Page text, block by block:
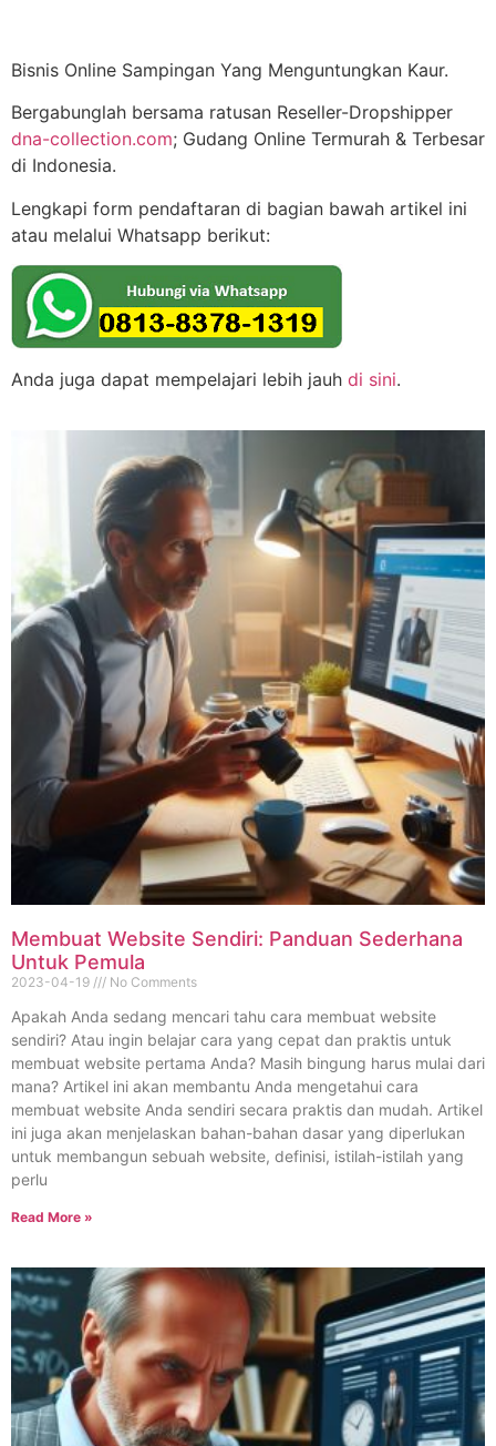
Bisnis Online Sampingan Yang Menguntungkan Kaur.
Bergabunglah bersama ratusan Reseller-Dropshipper
dna-collection.com; Gudang Online Termurah & Terbesar
di Indonesia.
Lengkapi form pendaftaran di bagian bawah artikel ini
atau melalui Whatsapp berikut:
Anda juga dapat mempelajari lebih jauh di sini.
Membuat Website Sendiri: Panduan Sederhana
Untuk Pemula
2023-04-19 No Comments
Apakah Anda sedang mencari tahu cara membuat website
sendiri? Atau ingin belajar cara yang cepat dan praktis untuk
membuat website pertama Anda? Masih bingung harus mulai dari
mana? Artikel ini akan membantu Anda mengetahui cara
membuat website Anda sendiri secara praktis dan mudah. Artikel
ini juga akan menjelaskan bahan-bahan dasar yang diperlukan
untuk membangun sebuah website, definisi, istilah-istilah yang
perlu
Read More »